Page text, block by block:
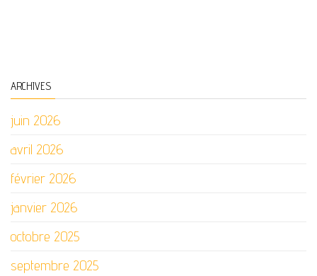
ARCHIVES
juin 2026
avril 2026
février 2026
janvier 2026
octobre 2025
septembre 2025